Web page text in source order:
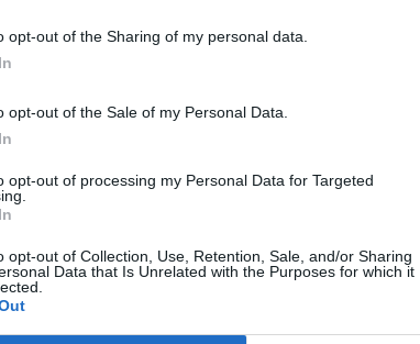
opt-out of the Sharing of my personal data.
opt-out of the Sale of my Personal Data.
opt-out of processing my Personal Data for Targeted
opt-out of Collection, Use, Retention, Sale, and/or Sharing
Data that Is Unrelated with the Purposes for which it